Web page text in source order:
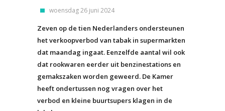
woensdag 26 juni 2024
Zeven op de tien Nederlanders ondersteunen
het verkoopverbod van tabak in supermarkten
dat maandag ingaat. Eenzelfde aantal wil ook
dat rookwaren eerder uit benzinestations en
gemakszaken worden geweerd. De Kamer
heeft ondertussen nog vragen over het
verbod en kleine buurtsupers klagen in de